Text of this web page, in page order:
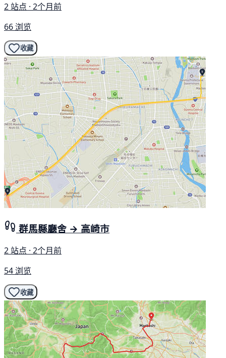
2 站点 · 2个月前
66 浏览
收藏
群馬縣廳舍 → 高崎市
2 站点 · 2个月前
54 浏览
收藏